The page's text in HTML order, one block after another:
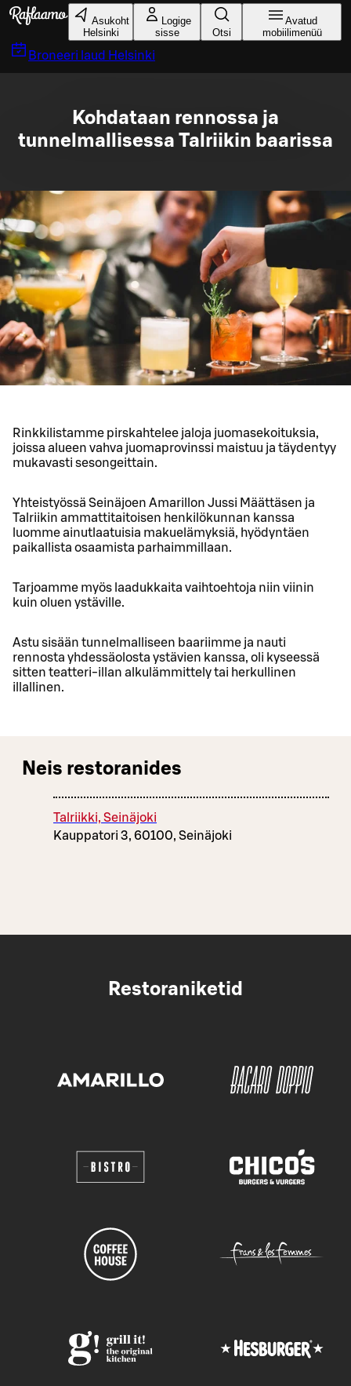
Liigu peamise sisu juurde
Asukoht
Helsinki
Logige
sisse
Otsi
Avatud
mobiilimenüü
Broneeri laud Helsinki
Kohdataan rennossa ja
tunnelmallisessa Talriikin baarissa
Rinkkilistamme pirskahtelee jaloja juomasekoituksia,
joissa alueen vahva juomaprovinssi maistuu ja täydentyy
mukavasti sesongeittain.
Yhteistyössä Seinäjoen Amarillon Jussi Määttäsen ja
Talriikin ammattitaitoisen henkilökunnan kanssa
luomme ainutlaatuisia makuelämyksiä, hyödyntäen
paikallista osaamista parhaimmillaan.
Tarjoamme myös laadukkaita vaihtoehtoja niin viinin
kuin oluen ystäville.
Astu sisään tunnelmalliseen baariimme ja nauti
rennosta yhdessäolosta ystävien kanssa, oli kyseessä
sitten teatteri-illan alkulämmittely tai herkullinen
illallinen.
Neis restoranides
Talriikki, Seinäjoki
Kauppatori 3, 60100, Seinäjoki
Restoraniketid